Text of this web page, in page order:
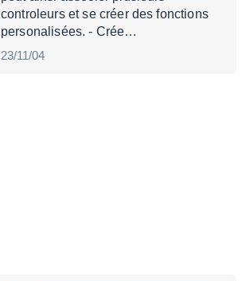
controleurs et se créer des fonctions
personalisées. - Crée…
23/11/04